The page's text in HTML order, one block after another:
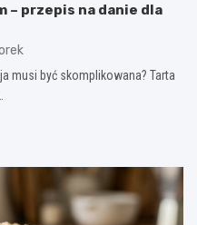
– przepis na danie dla
musi być skomplikowana? Tarta